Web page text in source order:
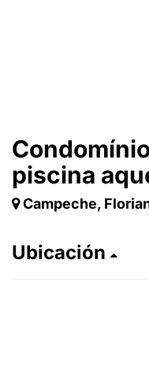
piscina
Campeche,
Ubicación